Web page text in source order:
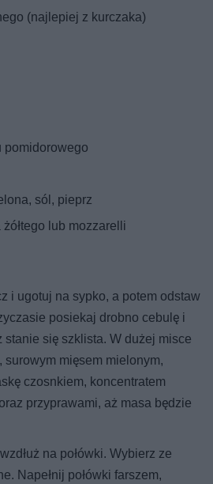
(najlepiej z kurczaka)
pomidorowego
sól, pieprz
lub mozzarelli
i ugotuj na sypko, a potem odstaw
posiekaj drobno cebulę i
się szklista. W dużej misce
mięsem mielonym,
czosnkiem, koncentratem
przyprawami, aż masa będzie
na połówki. Wybierz ze
Napełnij połówki farszem,